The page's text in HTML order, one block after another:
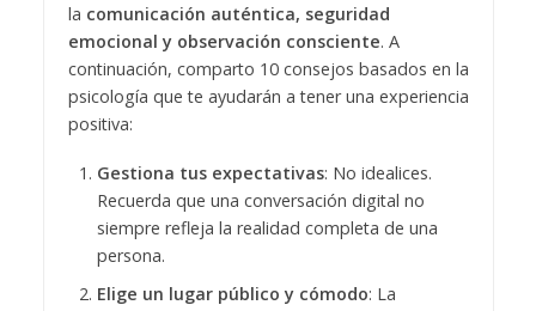
la comunicación auténtica, seguridad
emocional y observación consciente. A
continuación, comparto 10 consejos basados en la
psicología que te ayudarán a tener una experiencia
positiva:
Gestiona tus expectativas: No idealices.
Recuerda que una conversación digital no
siempre refleja la realidad completa de una
persona.
Elige un lugar público y cómodo: La